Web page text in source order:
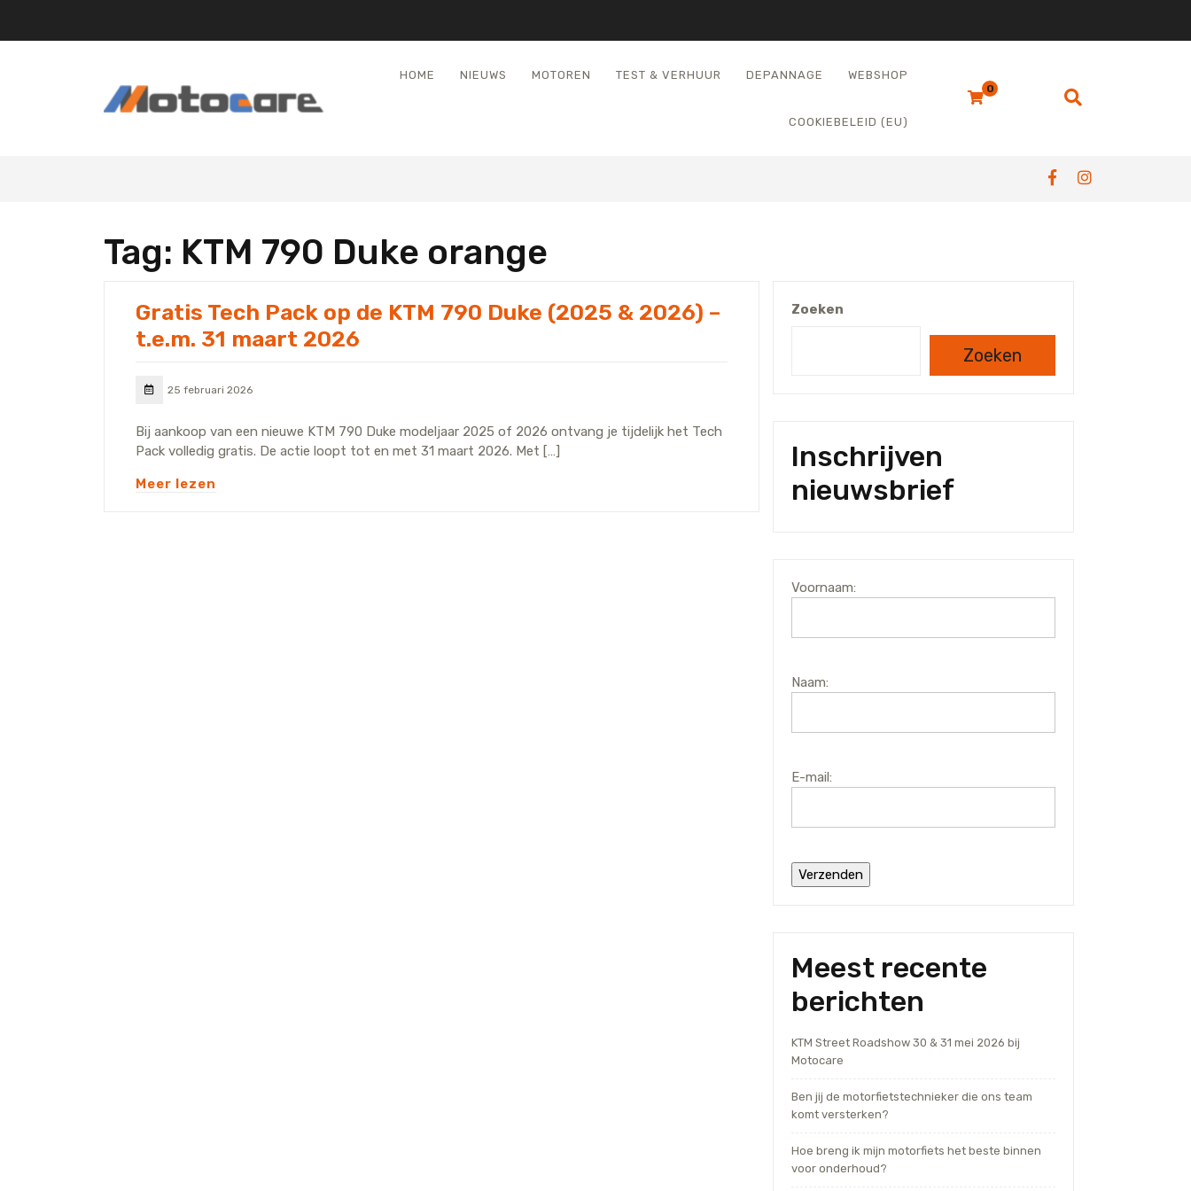
HOME NIEUWS MOTOREN TEST & VERHUUR DEPANNAGE WEBSHOP
COOKIEBELEID (EU)
0
Tag: KTM 790 Duke orange
Gratis Tech Pack op de KTM 790 Duke (2025 & 2026) –
t.e.m. 31 maart 2026
25 februari 2026
Bij aankoop van een nieuwe KTM 790 Duke modeljaar 2025 of 2026 ontvang je tijdelijk het Tech
Pack volledig gratis. De actie loopt tot en met 31 maart 2026. Met […]
Meer lezen
Zoeken
Zoeken
Inschrijven
nieuwsbrief
Voornaam:
Naam:
E-mail:
Meest recente
berichten
KTM Street Roadshow 30 & 31 mei 2026 bij
Motocare
Ben jij de motorfietstechnieker die ons team
komt versterken?
Hoe breng ik mijn motorfiets het beste binnen
voor onderhoud?